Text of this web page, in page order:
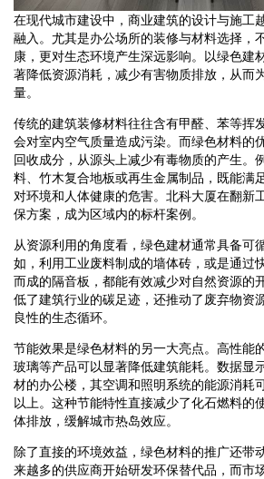
在现代城市建设中，商业建筑的设计与施工
融入。尤其是办公场所的装修与材料选择，
康，更对生态环境产生深远影响。以绿色建
著降低资源消耗，减少有害物质排放，从而
量。
传统的建筑装修材料往往含有甲醛、苯等挥
会对室内空气质量造成污染。而绿色材料的
回收成分，从源头上减少有毒物质的产生。
料、竹木复合地板或再生金属制品，既能满
对环境和人体健康的危害。北科大厦在翻新
保方案，成为区域内的标杆案例。
从资源利用的角度看，绿色建材通常具备可
如，利用工业废料制成的墙体砖，或是通过
而成的隔音板，都能有效减少对自然资源的
低了建筑行业的碳足迹，还推动了废弃物资
良性的生态循环。
节能效果是绿色材料的另一大亮点。高性能
玻璃等产品可以显著降低建筑能耗。数据显
材的办公楼，其空调和照明系统的能源消耗
以上。这种节能特性直接减少了化石燃料的
体排放，缓解城市热岛效应。
除了直接的环境效益，绿色材料的推广还带
来越多的供应商开始研发环保替代品，而市